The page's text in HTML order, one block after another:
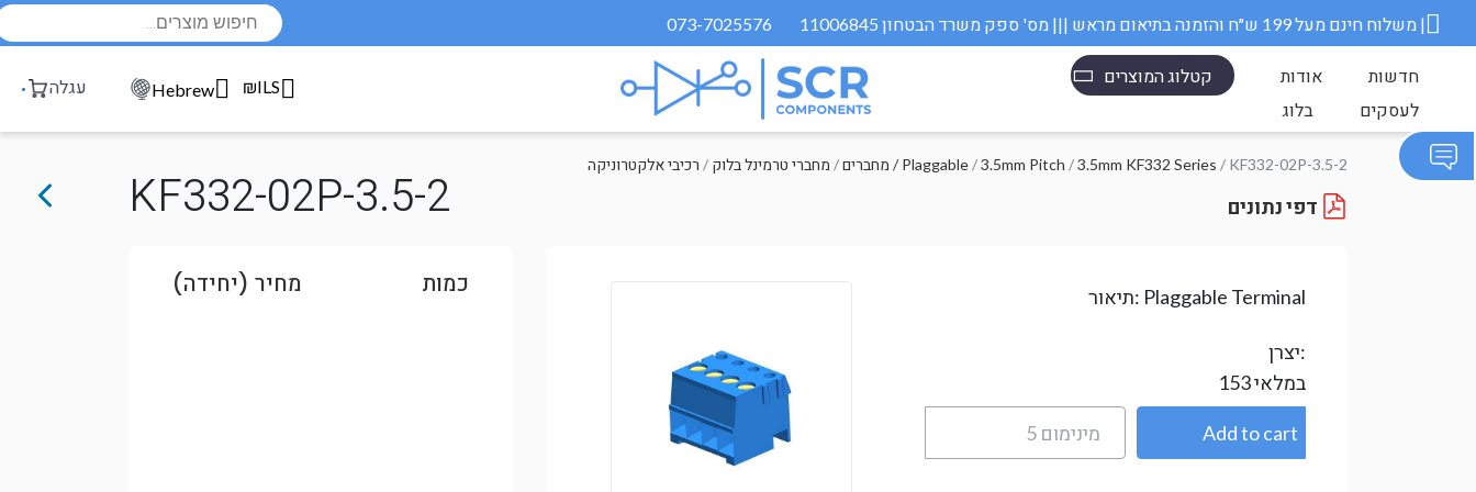
073-7025576 משלוח חינם מעל 199 ש״ח והזמנה בתיאום מראש ||| מס' ספק משרד הבטחון 11006845 |
קטלוג המוצרים אודות
חדשות
בלוג
לעסקים
עגלה Hebrew ₪ILS
רכיבי אלקטרוניקה / מחברי טרמינל בלוק / מחברים / Plaggable/3.5mm Pitch /3.5mm KF332 Series / KF332-02P-3.5-2
KF332-02P-3.5-2
תיאור: Plaggable Terminal
יצרן:
153במלאי
כמות מחיר (יחידה)